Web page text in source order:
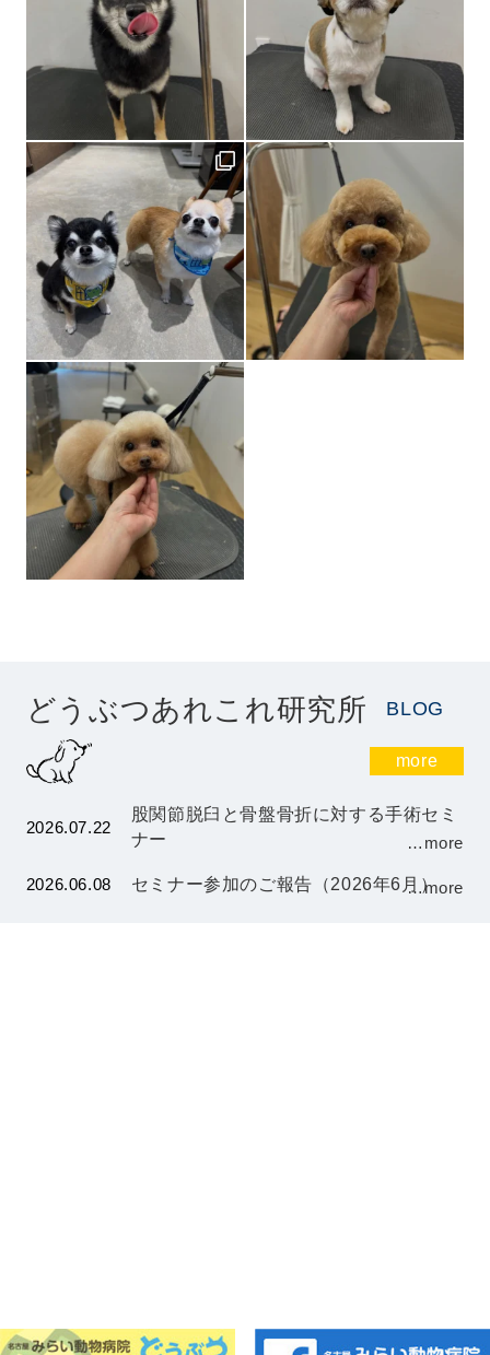
どうぶつあれこれ研究所 BLOG
more
2026.07.22
股関節脱臼と骨盤骨折に対する手術セミ
ナー
…more
2026.06.08 セミナー参加のご報告（2026年6月）
…more